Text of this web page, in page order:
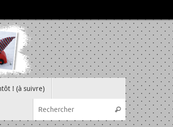
! (à suivre)
Recherche
Rechercher